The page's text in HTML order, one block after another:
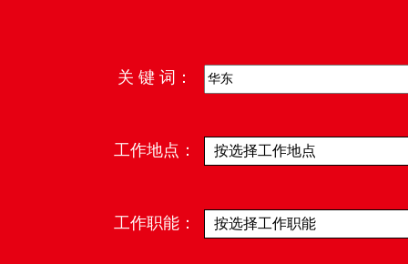
关 键 词：
工作地点： 按选择工作地点
工作职能： 按选择工作职能